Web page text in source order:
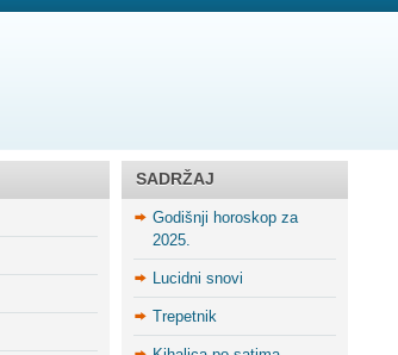
SADRŽAJ
Godišnji horoskop za
2025.
Lucidni snovi
Trepetnik